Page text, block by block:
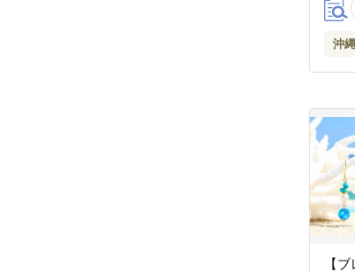
沖
【